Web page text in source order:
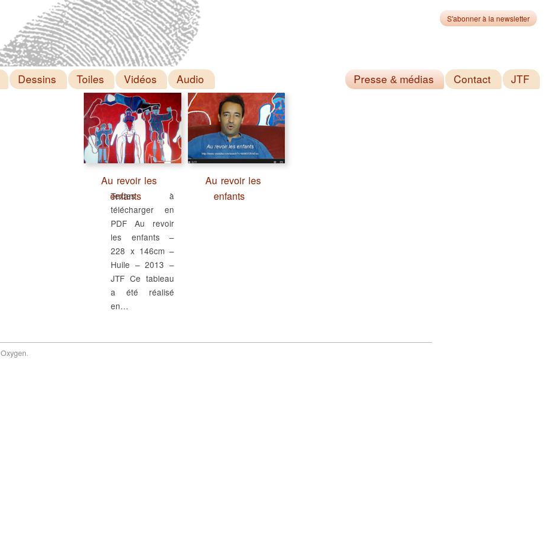
S'abonner à la newsletter
Dessins Toiles Vidéos Audio JTF
Contact
Presse&médias
Au revoir les
enfants
Textes à
télécharger en
PDF Au revoir
les enfants –
228 x 146cm –
Huile – 2013 –
JTF Ce tableau
a été réalisé
en…
Au revoir les
enfants
Oxygen.